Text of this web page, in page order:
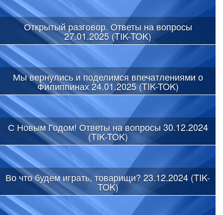
Открытый разговор. Ответы на вопросы
27.01.2025 (TIK-TOK)
Мы вернулись и поделимся впечатлениями о
Филиппинах 24.01.2025 (TIK-TOK)
С Новым Годом! Ответы на вопросы 30.12.2024
(TIK-TOK)
Во что будем играть, товарищи? 23.12.2024 (TIK-
TOK)